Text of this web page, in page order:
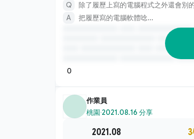
除了履歷上寫的電腦程式之外還會別
把履歷寫的電腦軟體唸...
0
作業員
桃園·2021.08.16 分享
2021.08 3